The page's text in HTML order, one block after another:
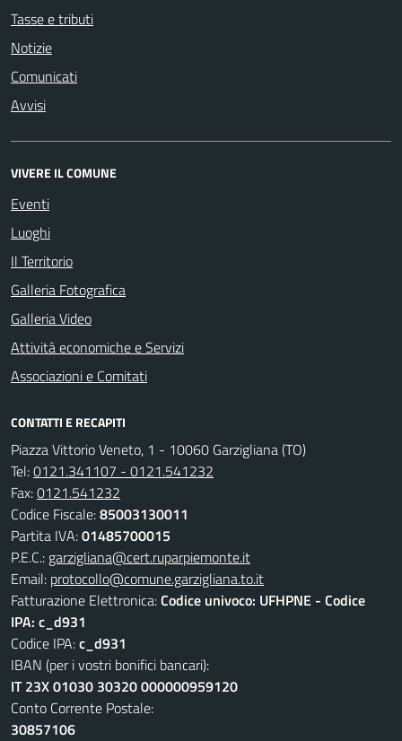
Tasse e tributi
Notizie
Comunicati
Avvisi
VIVERE IL COMUNE
Eventi
Luoghi
Il Territorio
Galleria Fotografica
Galleria Video
Attività economiche e Servizi
Associazioni e Comitati
CONTATTI E RECAPITI
Piazza Vittorio Veneto, 1 - 10060 Garzigliana (TO)
Tel:0121.341107 - 0121.541232
Fax:0121.541232
Codice Fiscale:85003130011
Partita IVA:01485700015
P.E.C.: garzigliana@cert.ruparpiemonte.it
Email: protocollo@comune.garzigliana.to.it
Fatturazione Elettronica:Codice univoco: UFHPNE - Codice
IPA: c_d931
Codice IPA:c_d931
IBAN (per i vostri bonifici bancari):
IT 23X 01030 30320 000000959120
Conto Corrente Postale:
30857106